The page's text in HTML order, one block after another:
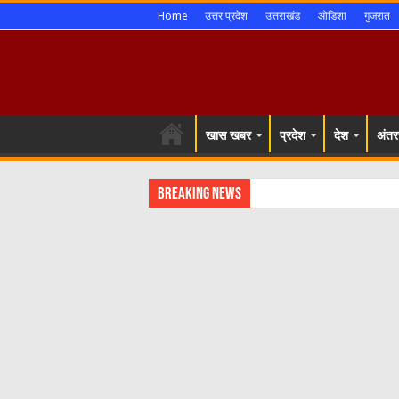
Home उत्तर प्रदेश उत्तराखंड ओडिशा गुजरात
खास खबर प्रदेश देश
Breaking News